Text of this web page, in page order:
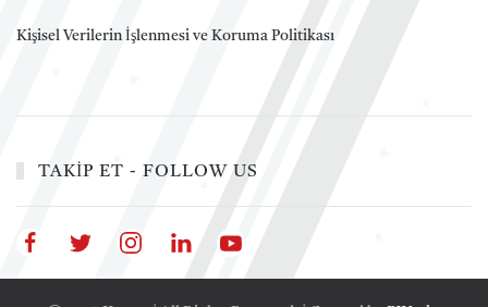
Kişisel Verilerin İşlenmesi ve Koruma Politikası
TAKİP ET - FOLLOW US